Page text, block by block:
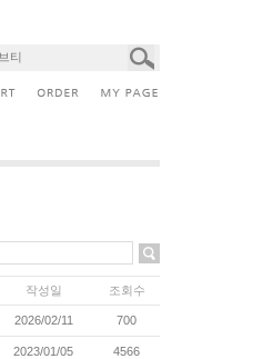
작성일 조회수
2026/02/11 700
2023/01/05 4566